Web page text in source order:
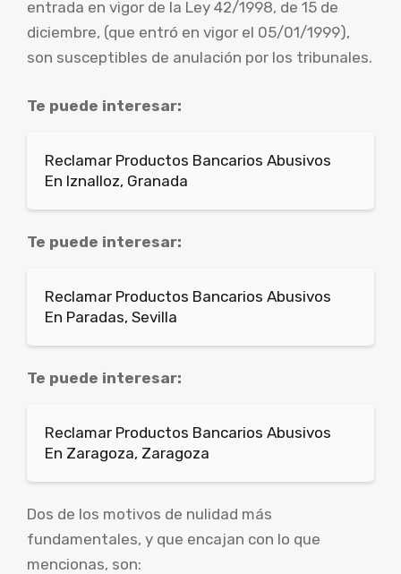
entrada en vigor de la Ley 42/1998, de 15 de
diciembre, (que entró en vigor el 05/01/1999),
son susceptibles de anulación por los tribunales.
Te puede interesar:
Reclamar Productos Bancarios Abusivos
En Iznalloz, Granada
Te puede interesar:
Reclamar Productos Bancarios Abusivos
En Paradas, Sevilla
Te puede interesar:
Reclamar Productos Bancarios Abusivos
En Zaragoza, Zaragoza
Dos de los motivos de nulidad más
fundamentales, y que encajan con lo que
mencionas, son: